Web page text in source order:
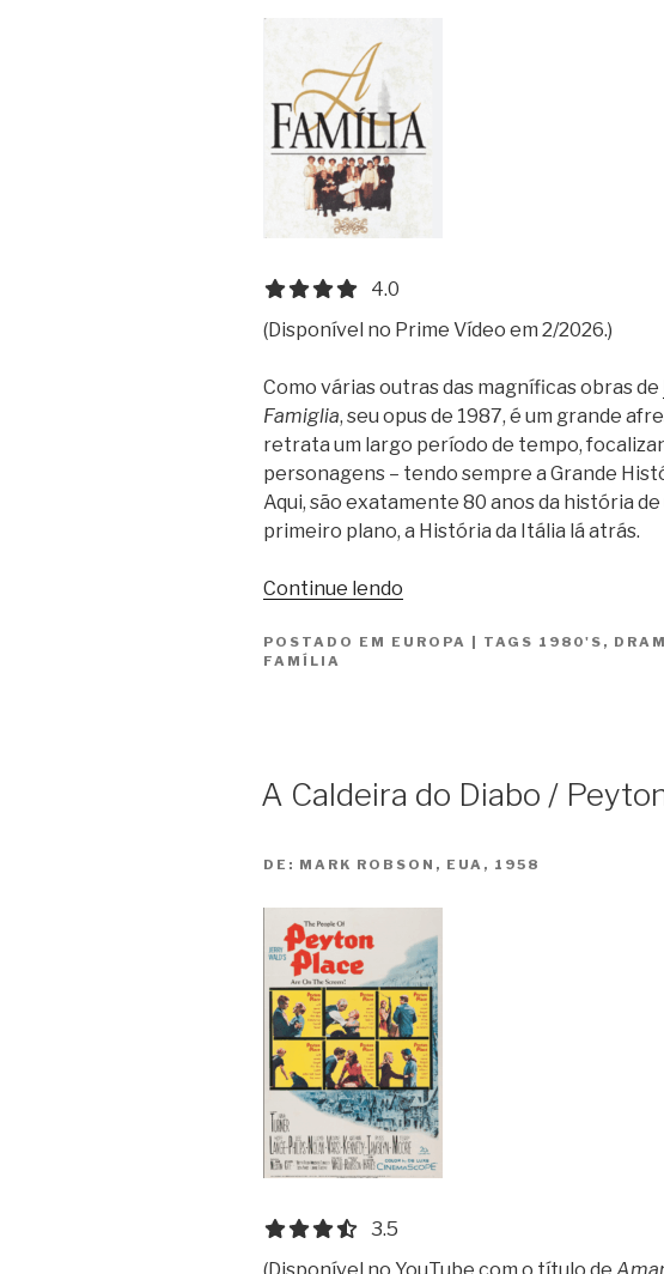
4.0 out of 5.0 stars
4.0
(Disponível no Prime Vídeo em 2/2026.)
Como várias outras das magníficas obras de
Famiglia, seu opus de 1987, é um grande
retrata um largo período de tempo,
personagens – tendo sempre a Grande
Aqui, são exatamente 80 anos da história de
primeiro plano, a História da Itália lá atrás.
Continue lendo
/
POSTADO EM EUROPA TAGS 1980'S ,
FAMÍLIA
A Caldeira do Diabo /
DE: MARK ROBSON, EUA, 1958
3.5 out of 5.0 stars
3.5